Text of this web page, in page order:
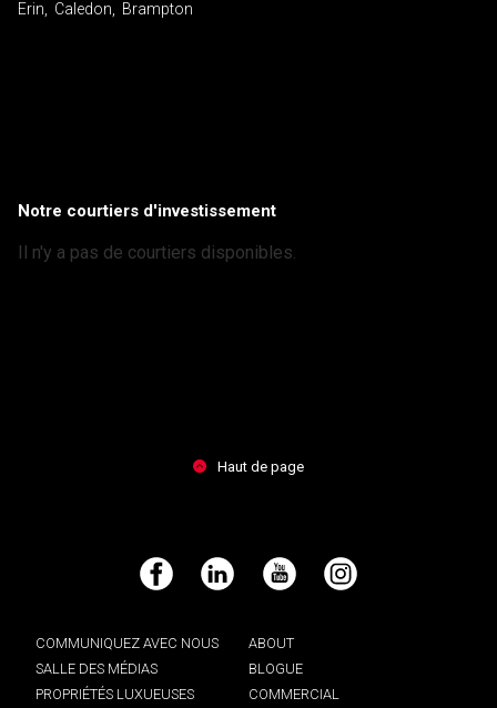
Erin, Caledon, Brampton
Notre courtiers d'investissement
Il n'y a pas de courtiers disponibles.
Haut de page
Facebook LinkedIn YouTube Instagram
COMMUNIQUEZ AVEC NOUS
ABOUT
SALLE DES MÉDIAS
BLOGUE
PROPRIÉTÉS LUXUEUSES
COMMERCIAL